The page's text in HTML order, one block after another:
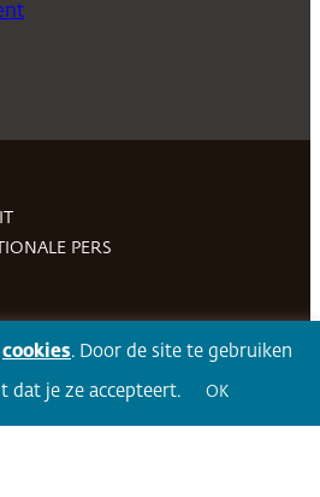
PERS
Volg 360Facebook LinkedIn Twitter
cookies. Door de site te gebruiken
dat je ze accepteert. OK